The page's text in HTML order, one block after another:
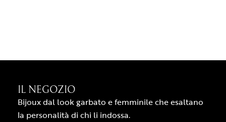
IL NEGOZIO
Bijoux dal look garbato e femminile che esaltano
la personalità di chi li indossa.